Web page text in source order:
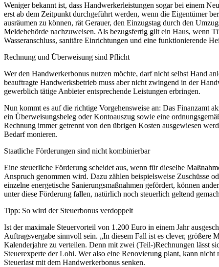
Weniger bekannt ist, dass Handwerkerleistungen sogar bei einem
erst ab dem Zeitpunkt durchgeführt werden, wenn die Eigentümer
ausräumen zu können, rät Gerauer, den Einzugstag durch den
Meldebehörde nachzuweisen. Als bezugsfertig gilt ein Haus, wenn
Wasseranschluss, sanitäre Einrichtungen und eine funktionierende
Rechnung und Überweisung sind Pflicht
Wer den Handwerkerbonus nutzen möchte, darf nicht selbst Hand
beauftragte Handwerksbetrieb muss aber nicht zwingend in der
gewerblich tätige Anbieter entsprechende Leistungen erbringen.
Nun kommt es auf die richtige Vorgehensweise an: Das Finanzamt
ein Überweisungsbeleg oder Kontoauszug sowie eine
Rechnung immer getrennt von den übrigen Kosten ausgewiesen
Bedarf monieren.
Staatliche Förderungen sind nicht kombinierbar
Eine steuerliche Förderung scheidet aus, wenn für dieselbe
Anspruch genommen wird. Dazu zählen beispielsweise Zuschüsse
einzelne energetische Sanierungsmaßnahmen gefördert, können
unter diese Förderung fallen, natürlich noch steuerlich geltend
Tipp: So wird der Steuerbonus verdoppelt
Ist der maximale Steuervorteil von 1.200 Euro in einem Jahr
Auftragsvergabe sinnvoll sein. „In diesem Fall ist es clever, größere
Kalenderjahre zu verteilen. Denn mit zwei (Teil-)Rechnungen lässt
Steuerexperte der Lohi. Wer also eine Renovierung plant, kann
Steuerlast mit dem Handwerkerbonus senken.